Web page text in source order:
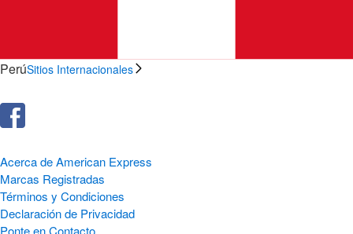
PerúSitios Internacionales
Acerca de American Express
Marcas Registradas
Términos y Condiciones
Declaración de Privacidad